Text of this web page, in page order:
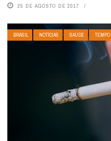
25 DE AGOSTO DE 2017
BRASIL NOTÍCIAS SAÚDE TEMPO